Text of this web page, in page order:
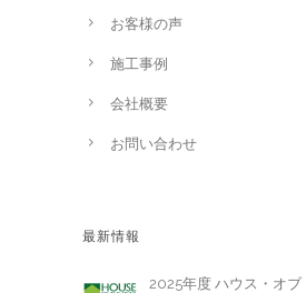
お客様の声
施工事例
会社概要
お問い合わせ
最新情報
2025年度 ハウス・オブ